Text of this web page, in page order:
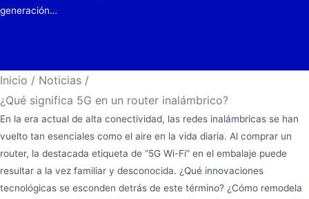
generación…
Inicio / Noticias /
¿Qué significa 5G en un router inalámbrico?
En la era actual de alta conectividad, las redes inalámbricas se han
vuelto tan esenciales como el aire en la vida diaria. Al comprar un
router, la destacada etiqueta de “5G Wi-Fi” en el embalaje puede
resultar a la vez familiar y desconocida. ¿Qué innovaciones
tecnológicas se esconden detrás de este término? ¿Cómo remodela